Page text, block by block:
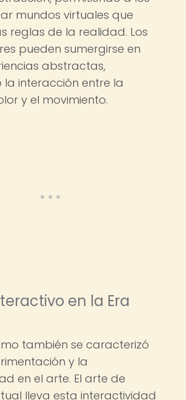
mundos virtuales que
reglas de la realidad. Los
pueden sumergirse en
abstractas,
interacción entre la
y el movimiento.
en la Era
también se caracterizó
y la
en el arte. El arte de
lleva esta interactividad